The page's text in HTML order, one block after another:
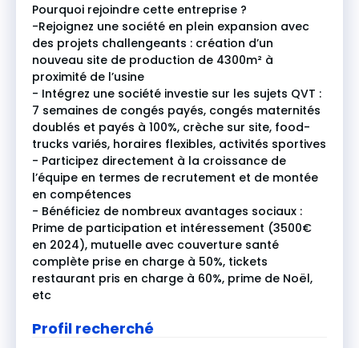
Pourquoi rejoindre cette entreprise ?
-Rejoignez une société en plein expansion avec
des projets challengeants : création d’un
nouveau site de production de 4300m² à
proximité de l’usine
- Intégrez une société investie sur les sujets QVT :
7 semaines de congés payés, congés maternités
doublés et payés à 100%, crèche sur site, food-
trucks variés, horaires flexibles, activités sportives
- Participez directement à la croissance de
l’équipe en termes de recrutement et de montée
en compétences
- Bénéficiez de nombreux avantages sociaux :
Prime de participation et intéressement (3500€
en 2024), mutuelle avec couverture santé
complète prise en charge à 50%, tickets
restaurant pris en charge à 60%, prime de Noël,
etc
Profil recherché